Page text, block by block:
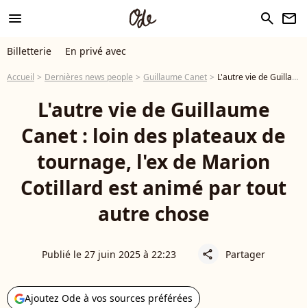
menu search newsletter
Billetterie En privé avec
Accueil Dernières news people Guillaume Canet L'autre vie de Guillaume Canet : loin des plateaux de tournage, l'ex de Marion Cotillard est animé par tout autre chose
L'autre vie de Guillaume
Canet : loin des plateaux de
tournage, l'ex de Marion
Cotillard est animé par tout
autre chose
Publié le 27 juin 2025 à 22:23 share Partager
Ajoutez Ode à vos sources préférées